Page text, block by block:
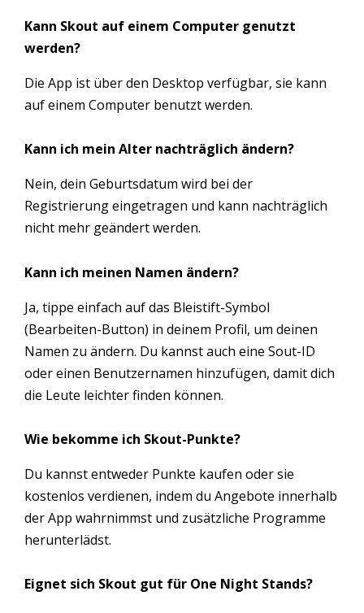
Kann Skout auf einem Computer genutzt
werden?
Die App ist über den Desktop verfügbar, sie kann
auf einem Computer benutzt werden.
Kann ich mein Alter nachträglich ändern?
Nein, dein Geburtsdatum wird bei der
Registrierung eingetragen und kann nachträglich
nicht mehr geändert werden.
Kann ich meinen Namen ändern?
Ja, tippe einfach auf das Bleistift-Symbol
(Bearbeiten-Button) in deinem Profil, um deinen
Namen zu ändern. Du kannst auch eine Sout-ID
oder einen Benutzernamen hinzufügen, damit dich
die Leute leichter finden können.
Wie bekomme ich Skout-Punkte?
Du kannst entweder Punkte kaufen oder sie
kostenlos verdienen, indem du Angebote innerhalb
der App wahrnimmst und zusätzliche Programme
herunterlädst.
Eignet sich Skout gut für One Night Stands?